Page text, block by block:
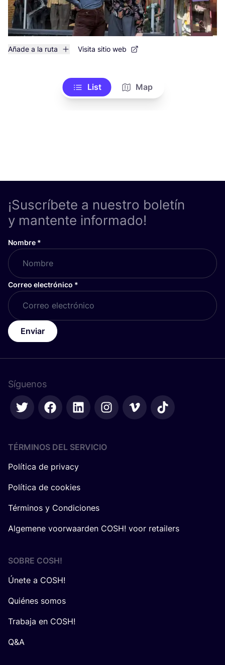
Añade a la ruta Visita sitio web
List Map
¡Suscríbete a nuestro boletín
y mantente informado!
Nombre *
Correo electrónico *
Enviar
Síguenos
TÉRMINOS DEL SERVICIO
Política de privacy
Política de cookies
Términos y Condiciones
Algemene voorwaarden COSH! voor retailers
SOBRE COSH!
Únete a COSH!
Quiénes somos
Trabaja en COSH!
Q&A